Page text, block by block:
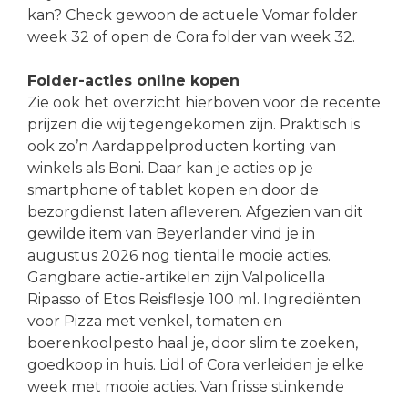
kan? Check gewoon de actuele Vomar folder
week 32 of open de Cora folder van week 32.
Folder-acties online kopen
Zie ook het overzicht hierboven voor de recente
prijzen die wij tegengekomen zijn. Praktisch is
ook zo’n Aardappelproducten korting van
winkels als Boni. Daar kan je acties op je
smartphone of tablet kopen en door de
bezorgdienst laten afleveren. Afgezien van dit
gewilde item van Beyerlander vind je in
augustus 2026 nog tientalle mooie acties.
Gangbare actie-artikelen zijn Valpolicella
Ripasso of Etos Reisflesje 100 ml. Ingrediënten
voor Pizza met venkel, tomaten en
boerenkoolpesto haal je, door slim te zoeken,
goedkoop in huis. Lidl of Cora verleiden je elke
week met mooie acties. Van frisse stinkende